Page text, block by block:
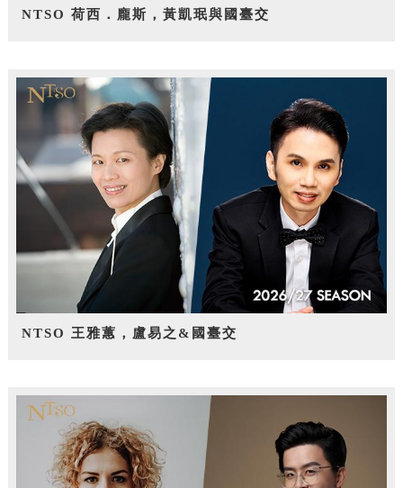
NTSO 荷西．龐斯，黃凱珉與國臺交
NTSO 王雅蕙，盧易之&國臺交